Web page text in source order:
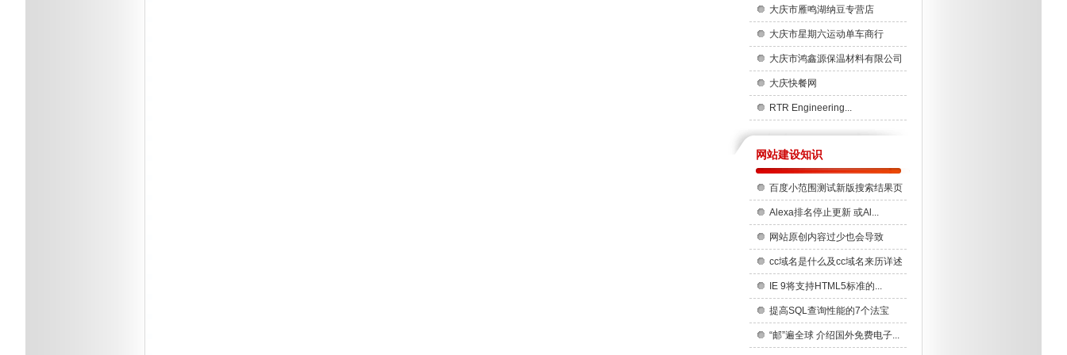
大庆市雁鸣湖纳豆专营店
大庆市星期六运动单车商行
大庆市鸿鑫源保温材料有限公司
大庆快餐网
RTR Engineering...
网站建设知识
百度小范围测试新版搜索结果页
...
Alexa排名停止更新 或Al...
网站原创内容过少也会导致
Ad...
cc域名是什么及cc域名来历详述
IE 9将支持HTML5标准的...
提高SQL查询性能的7个法宝
“邮”遍全球 介绍国外免费电子...